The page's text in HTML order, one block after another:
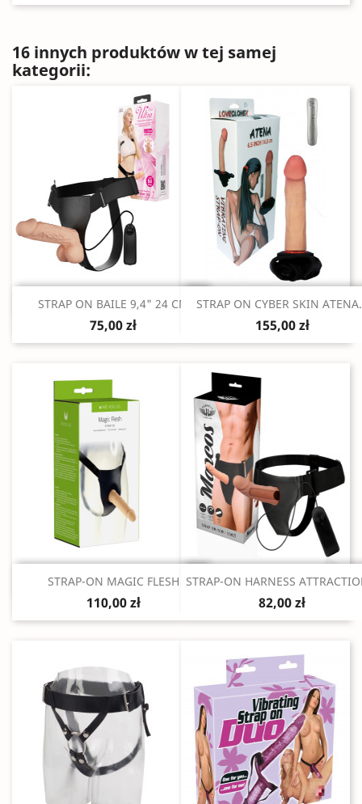
16 innych produktów w tej samej
kategorii:
 Szybki podgląd
STRAP ON BAILE 9,4" 24 CM
75,00 zł
Szybki podgląd
STRAP ON CYBER SKIN
155,00 zł
Szybki podgląd
STRAP-ON MAGIC FLESH
110,00 zł
 Szybki podgląd
STRAP-ON HARNESS
82,00 zł